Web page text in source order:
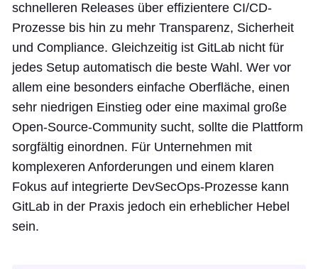
schnelleren Releases über effizientere CI/CD-
Prozesse bis hin zu mehr Transparenz, Sicherheit
und Compliance. Gleichzeitig ist GitLab nicht für
jedes Setup automatisch die beste Wahl. Wer vor
allem eine besonders einfache Oberfläche, einen
sehr niedrigen Einstieg oder eine maximal große
Open-Source-Community sucht, sollte die Plattform
sorgfältig einordnen. Für Unternehmen mit
komplexeren Anforderungen und einem klaren
Fokus auf integrierte DevSecOps-Prozesse kann
GitLab in der Praxis jedoch ein erheblicher Hebel
sein.